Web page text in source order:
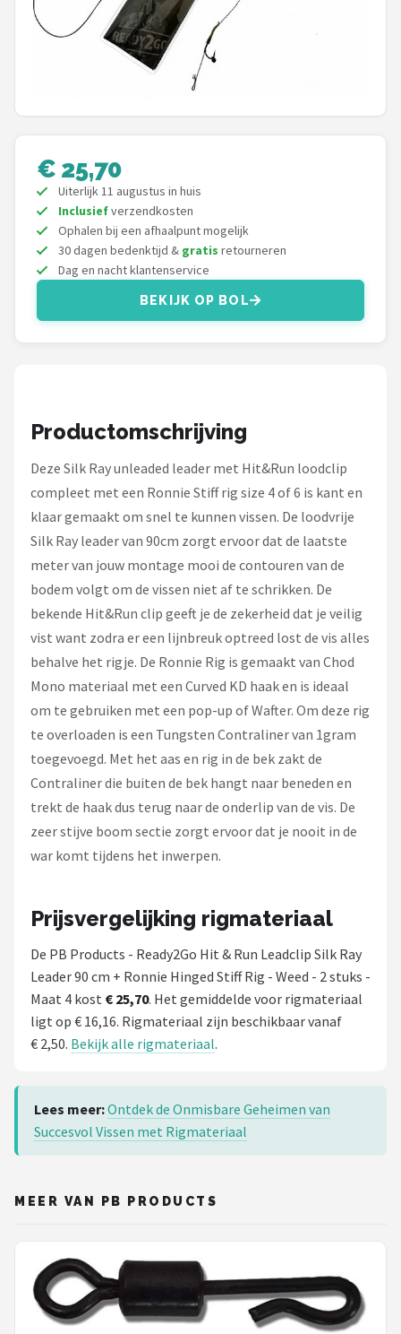
Korda
PB Products
Fox Rage
Rozemeijer
Mikado
€ 25,70
Uiterlijk 11 augustus in huis
Inclusiefverzendkosten
Ophalen bij een afhaalpunt mogelijk
30 dagen bedenktijd & gratis retourneren
Dag en nacht klantenservice
BEKIJK OP BOL
Productomschrijving
Deze Silk Ray unleaded leader met Hit&Run loodclip
compleet met een Ronnie Stiff rig size 4 of 6 is kant en
klaar gemaakt om snel te kunnen vissen. De loodvrije
Silk Ray leader van 90cm zorgt ervoor dat de laatste
meter van jouw montage mooi de contouren van de
bodem volgt om de vissen niet af te schrikken. De
bekende Hit&Run clip geeft je de zekerheid dat je veilig
vist want zodra er een lijnbreuk optreed lost de vis alles
behalve het rigje. De Ronnie Rig is gemaakt van Chod
Mono materiaal met een Curved KD haak en is ideaal
om te gebruiken met een pop-up of Wafter. Om deze rig
te overloaden is een Tungsten Contraliner van 1gram
toegevoegd. Met het aas en rig in de bek zakt de
Contraliner die buiten de bek hangt naar beneden en
trekt de haak dus terug naar de onderlip van de vis. De
zeer stijve boom sectie zorgt ervoor dat je nooit in de
war komt tijdens het inwerpen.
Prijsvergelijking rigmateriaal
De PB Products - Ready2Go Hit & Run Leadclip Silk Ray
Leader 90 cm + Ronnie Hinged Stiff Rig - Weed - 2 stuks -
Maat 4 kost € 25,70. Het gemiddelde voor rigmateriaal
ligt op € 16,16. Rigmateriaal zijn beschikbaar vanaf
€ 2,50. Bekijk alle rigmateriaal.
Lees meer:Ontdek de Onmisbare Geheimen van
Succesvol Vissen met Rigmateriaal
MEER VAN PB PRODUCTS